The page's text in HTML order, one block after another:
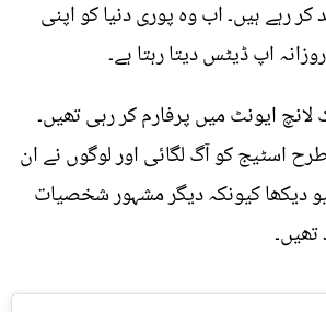
رہے ہیں۔ اب وہ پوری دنیا کو اپنی
اپ ڈیٹس دیتا رہتا ہے۔
ایونٹ میں پرفارم کر رہی تھیں۔
اسٹیج کو آگ لگائی اور لوگوں نے ان
دیکھا کیونکہ دیگر مشہور شخصیات